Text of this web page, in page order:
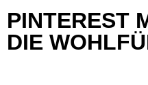
PINTEREST
DIE